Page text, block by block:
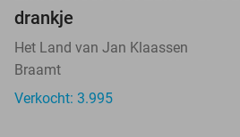
drankje
Het Land van Jan Klaassen
Braamt
Verkocht: 3.995